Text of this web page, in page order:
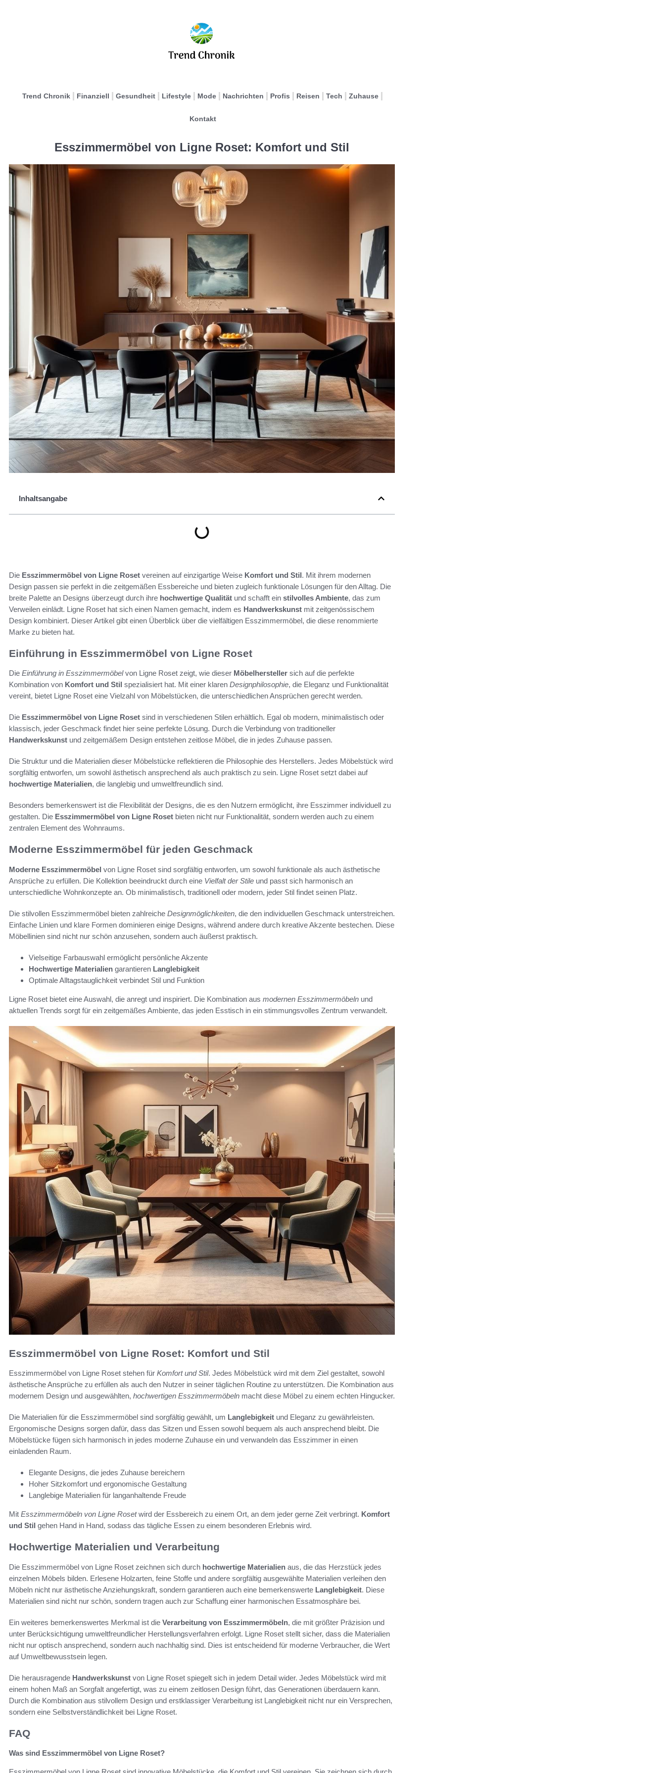
Trend Chronik Finanziell Gesundheit Lifestyle Mode Nachrichten Profis Reisen Tech Zuhause
Kontakt
Esszimmermöbel von Ligne Roset: Komfort und Stil
Inhaltsangabe
Die Esszimmermöbel von Ligne Roset vereinen auf einzigartige Weise Komfort und Stil. Mit ihrem modernen
Design passen sie perfekt in die zeitgemäßen Essbereiche und bieten zugleich funktionale Lösungen für den Alltag. Die
breite Palette an Designs überzeugt durch ihre hochwertige Qualität und schafft ein stilvolles Ambiente, das zum
Verweilen einlädt. Ligne Roset hat sich einen Namen gemacht, indem es Handwerkskunst mit zeitgenössischem
Design kombiniert. Dieser Artikel gibt einen Überblick über die vielfältigen Esszimmermöbel, die diese renommierte
Marke zu bieten hat.
Einführung in Esszimmermöbel von Ligne Roset
Die Einführung in Esszimmermöbelvon Ligne Roset zeigt, wie dieser Möbelhersteller sich auf die perfekte
Kombination von Komfort und Stil spezialisiert hat. Mit einer klaren Designphilosophie, die Eleganz und Funktionalität
vereint, bietet Ligne Roset eine Vielzahl von Möbelstücken, die unterschiedlichen Ansprüchen gerecht werden.
Die Esszimmermöbel von Ligne Roset sind in verschiedenen Stilen erhältlich. Egal ob modern, minimalistisch oder
klassisch, jeder Geschmack findet hier seine perfekte Lösung. Durch die Verbindung von traditioneller
Handwerkskunst und zeitgemäßem Design entstehen zeitlose Möbel, die in jedes Zuhause passen.
Die Struktur und die Materialien dieser Möbelstücke reflektieren die Philosophie des Herstellers. Jedes Möbelstück wird
sorgfältig entworfen, um sowohl ästhetisch ansprechend als auch praktisch zu sein. Ligne Roset setzt dabei auf
hochwertige Materialien, die langlebig und umweltfreundlich sind.
Besonders bemerkenswert ist die Flexibilität der Designs, die es den Nutzern ermöglicht, ihre Esszimmer individuell zu
gestalten. Die Esszimmermöbel von Ligne Roset bieten nicht nur Funktionalität, sondern werden auch zu einem
zentralen Element des Wohnraums.
Moderne Esszimmermöbel für jeden Geschmack
Moderne Esszimmermöbel von Ligne Roset sind sorgfältig entworfen, um sowohl funktionale als auch ästhetische
Ansprüche zu erfüllen. Die Kollektion beeindruckt durch eine Vielfalt der Stile und passt sich harmonisch an
unterschiedliche Wohnkonzepte an. Ob minimalistisch, traditionell oder modern, jeder Stil findet seinen Platz.
Die stilvollen Esszimmermöbel bieten zahlreiche Designmöglichkeiten, die den individuellen Geschmack unterstreichen.
Einfache Linien und klare Formen dominieren einige Designs, während andere durch kreative Akzente bestechen. Diese
Möbellinien sind nicht nur schön anzusehen, sondern auch äußerst praktisch.
Vielseitige Farbauswahl ermöglicht persönliche Akzente
Hochwertige Materialien garantieren Langlebigkeit
Optimale Alltagstauglichkeit verbindet Stil und Funktion
Ligne Roset bietet eine Auswahl, die anregt und inspiriert. Die Kombination aus modernen Esszimmermöbeln und
aktuellen Trends sorgt für ein zeitgemäßes Ambiente, das jeden Esstisch in ein stimmungsvolles Zentrum verwandelt.
Esszimmermöbel von Ligne Roset: Komfort und Stil
Esszimmermöbel von Ligne Roset stehen für Komfort und Stil. Jedes Möbelstück wird mit dem Ziel gestaltet, sowohl
ästhetische Ansprüche zu erfüllen als auch den Nutzer in seiner täglichen Routine zu unterstützen. Die Kombination aus
modernem Design und ausgewählten, hochwertigen Esszimmermöbeln macht diese Möbel zu einem echten Hingucker.
Die Materialien für die Esszimmermöbel sind sorgfältig gewählt, um Langlebigkeit und Eleganz zu gewährleisten.
Ergonomische Designs sorgen dafür, dass das Sitzen und Essen sowohl bequem als auch ansprechend bleibt. Die
Möbelstücke fügen sich harmonisch in jedes moderne Zuhause ein und verwandeln das Esszimmer in einen
einladenden Raum.
Elegante Designs, die jedes Zuhause bereichern
Hoher Sitzkomfort und ergonomische Gestaltung
Langlebige Materialien für langanhaltende Freude
Mit Esszimmermöbeln von Ligne Rosetwird der Essbereich zu einem Ort, an dem jeder gerne Zeit verbringt. Komfort
und Stil gehen Hand in Hand, sodass das tägliche Essen zu einem besonderen Erlebnis wird.
Hochwertige Materialien und Verarbeitung
Die Esszimmermöbel von Ligne Roset zeichnen sich durch hochwertige Materialien aus, die das Herzstück jedes
einzelnen Möbels bilden. Erlesene Holzarten, feine Stoffe und andere sorgfältig ausgewählte Materialien verleihen den
Möbeln nicht nur ästhetische Anziehungskraft, sondern garantieren auch eine bemerkenswerte Langlebigkeit. Diese
Materialien sind nicht nur schön, sondern tragen auch zur Schaffung einer harmonischen Essatmosphäre bei.
Ein weiteres bemerkenswertes Merkmal ist die Verarbeitung von Esszimmermöbeln, die mit größter Präzision und
unter Berücksichtigung umweltfreundlicher Herstellungsverfahren erfolgt. Ligne Roset stellt sicher, dass die Materialien
nicht nur optisch ansprechend, sondern auch nachhaltig sind. Dies ist entscheidend für moderne Verbraucher, die Wert
auf Umweltbewusstsein legen.
Die herausragende Handwerkskunst von Ligne Roset spiegelt sich in jedem Detail wider. Jedes Möbelstück wird mit
einem hohen Maß an Sorgfalt angefertigt, was zu einem zeitlosen Design führt, das Generationen überdauern kann.
Durch die Kombination aus stilvollem Design und erstklassiger Verarbeitung ist Langlebigkeit nicht nur ein Versprechen,
sondern eine Selbstverständlichkeit bei Ligne Roset.
FAQ
Was sind Esszimmermöbel von Ligne Roset?